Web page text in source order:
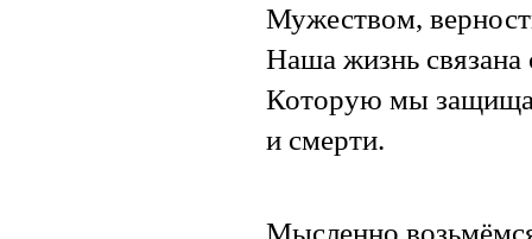
Мужеством,
Наша жизнь связана
Которую мы
и смерти.
Мысленно